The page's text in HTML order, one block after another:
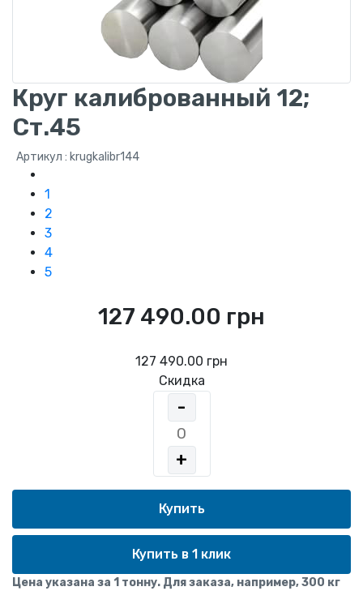
Круг калиброванный 12;
Ст.45
Артикул : krugkalibr144
1
2
3
4
5
127 490.00 грн
127 490.00 грн
Скидка
-
+
Купить в 1 клик
Цена указана за 1 тонну. Для заказа, например, 300 кг